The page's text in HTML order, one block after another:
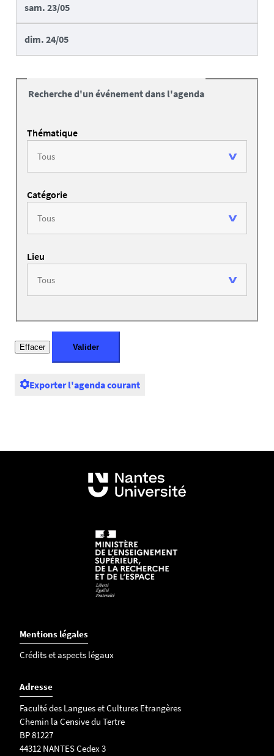
sam. 23/05
dim. 24/05
Recherche d'un événement dans l'agenda
Thématique
Catégorie
Lieu
Exporter l'agenda courant
Mentions légales
Crédits et aspects légaux
Adresse
Faculté des Langues et Cultures Etrangères
Chemin la Censive du Tertre
BP 81227
44312 NANTES Cedex 3